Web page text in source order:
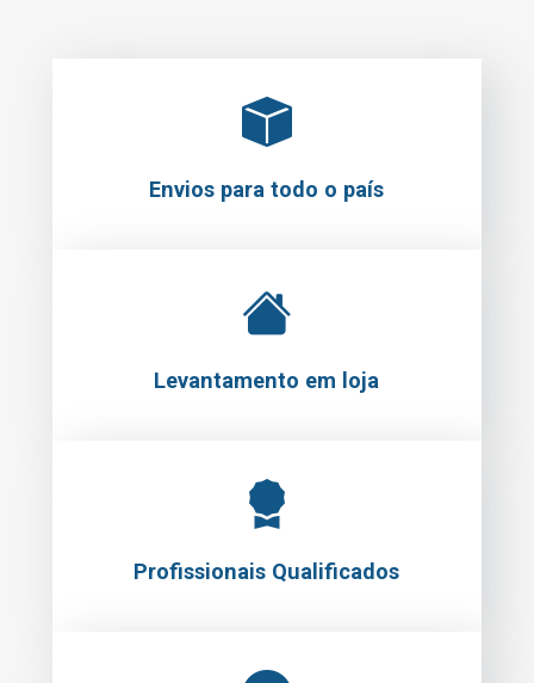
Envios para todo o país
Levantamento em loja
Profissionais Qualificados